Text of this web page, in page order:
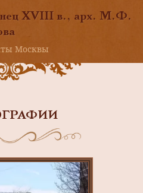
XVIII в., арх. М.Ф.
Москвы